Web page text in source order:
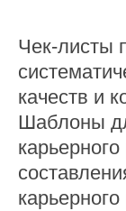
Чек-листы
качеств и
Шаблоны